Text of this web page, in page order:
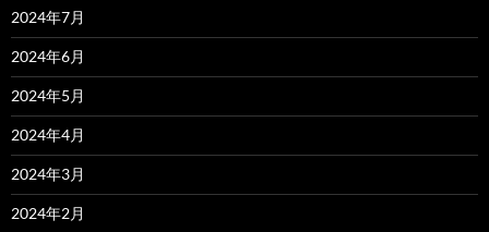
2024年7月
2024年6月
2024年5月
2024年4月
2024年3月
2024年2月